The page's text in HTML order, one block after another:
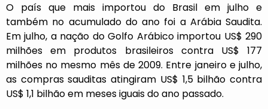
O país que mais importou do Brasil em julho e
também no acumulado do ano foi a Arábia Saudita.
Em julho, a nação do Golfo Arábico importou US$ 290
milhões em produtos brasileiros contra US$ 177
milhões no mesmo mês de 2009. Entre janeiro e julho,
as compras sauditas atingiram US$ 1,5 bilhão contra
US$ 1,1 bilhão em meses iguais do ano passado.